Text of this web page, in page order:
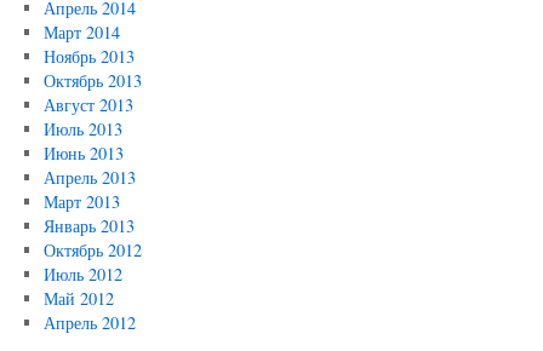
Апрель 2014
Март 2014
Ноябрь 2013
Октябрь 2013
Август 2013
Июль 2013
Июнь 2013
Апрель 2013
Март 2013
Январь 2013
Октябрь 2012
Июль 2012
Май 2012
Апрель 2012